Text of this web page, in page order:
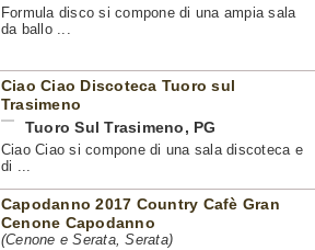
Formula disco si compone di una ampia sala
da ballo ...
Ciao Ciao Discoteca Tuoro sul
Trasimeno
Tuoro Sul Trasimeno , PG
Ciao Ciao si compone di una sala discoteca e
di ...
Capodanno 2017 Country Cafè Gran
Cenone Capodanno
(Cenone e Serata, Serata)